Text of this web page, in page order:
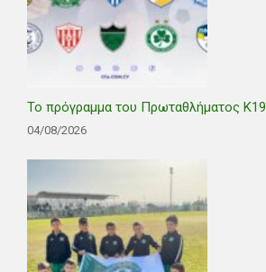
Το πρόγραμμα του Πρωταθλήματος Κ19
04/08/2026